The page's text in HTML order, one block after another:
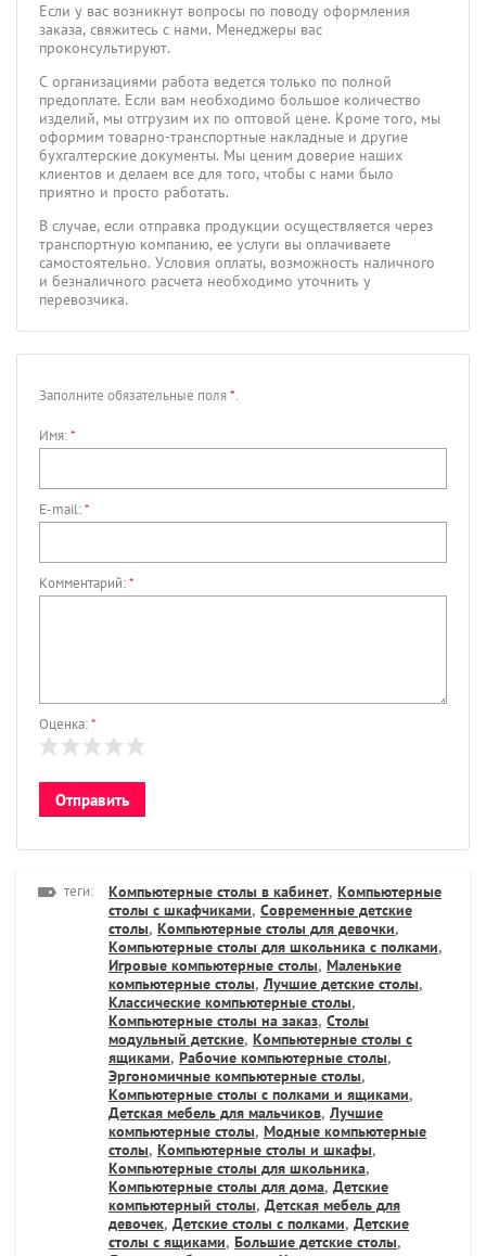
Если у вас возникнут вопросы по поводу оформления
заказа, свяжитесь с нами. Менеджеры вас
проконсультируют.
С организациями работа ведется только по полной
предоплате. Если вам необходимо большое количество
изделий, мы отгрузим их по оптовой цене. Кроме того, мы
оформим товарно-транспортные накладные и другие
бухгалтерские документы. Мы ценим доверие наших
клиентов и делаем все для того, чтобы с нами было
приятно и просто работать.
В случае, если отправка продукции осуществляется через
транспортную компанию, ее услуги вы оплачиваете
самостоятельно. Условия оплаты, возможность наличного
и безналичного расчета необходимо уточнить у
перевозчика.
Заполните обязательные поля*.
Имя:*
E-mail:*
Комментарий:*
Оценка:*
теги: Компьютерные столы в кабинет, Компьютерные
столы с шкафчиками, Современные детские
столы, Компьютерные столы для девочки,
Компьютерные столы для школьника с полками,
Игровые компьютерные столы, Маленькие
компьютерные столы, Лучшие детские столы,
Классические компьютерные столы,
Компьютерные столы на заказ, Столы
модульный детские, Компьютерные столы с
ящиками, Рабочие компьютерные столы,
Эргономичные компьютерные столы,
Компьютерные столы с полками и ящиками,
Детская мебель для мальчиков, Лучшие
компьютерные столы, Модные компьютерные
столы, Компьютерные столы и шкафы,
Компьютерные столы для школьника,
Компьютерные столы для дома, Детские
компьютерный столы, Детская мебель для
девочек, Детские столы с полками, Детские
столы с ящиками, Большие детские столы,